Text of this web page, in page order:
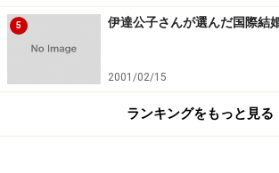
家族が増えたことで、奥様との関係も微
たそうです。
ただ、それは決して“マンネリ化”とい
と、K夫さんはおっしゃいます。
5 伊達公子さんが選んだ国際結
2001/02/15
ランキングをもっと見る